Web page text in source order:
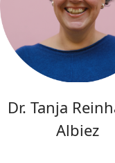
Dr. Tanja
Albiez